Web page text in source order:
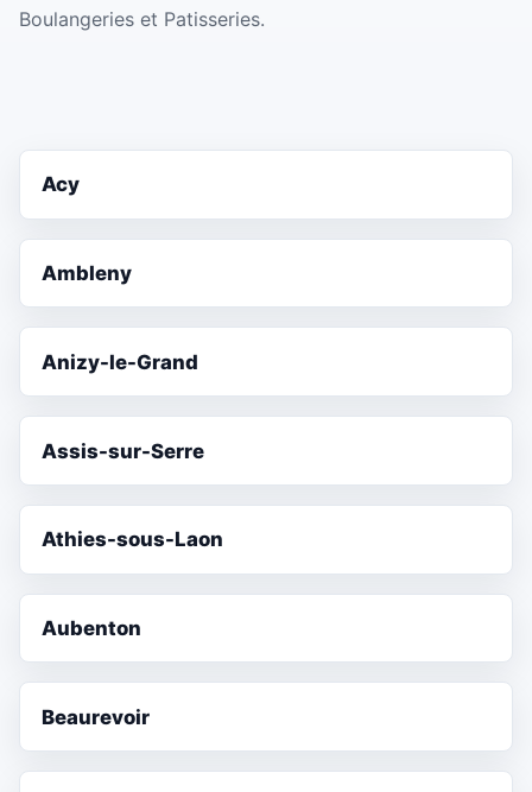
Boulangeries et Patisseries.
Acy
Ambleny
Anizy-le-Grand
Assis-sur-Serre
Athies-sous-Laon
Aubenton
Beaurevoir